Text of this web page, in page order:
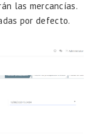
las mercancías.
por defecto.